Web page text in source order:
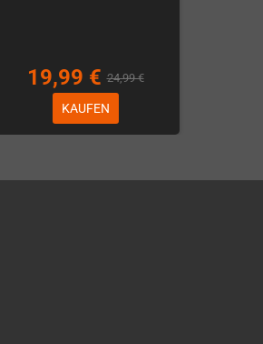
19,99 € 24,99 €
KAUFEN